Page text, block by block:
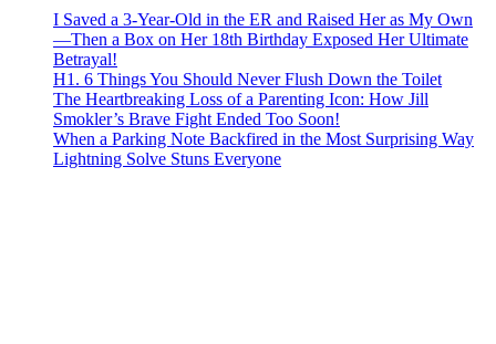
I Saved a 3-Year-Old in the ER and Raised Her as My Own
—Then a Box on Her 18th Birthday Exposed Her Ultimate
Betrayal!
H1. 6 Things You Should Never Flush Down the Toilet
The Heartbreaking Loss of a Parenting Icon: How Jill
Smokler’s Brave Fight Ended Too Soon!
When a Parking Note Backfired in the Most Surprising Way
Lightning Solve Stuns Everyone